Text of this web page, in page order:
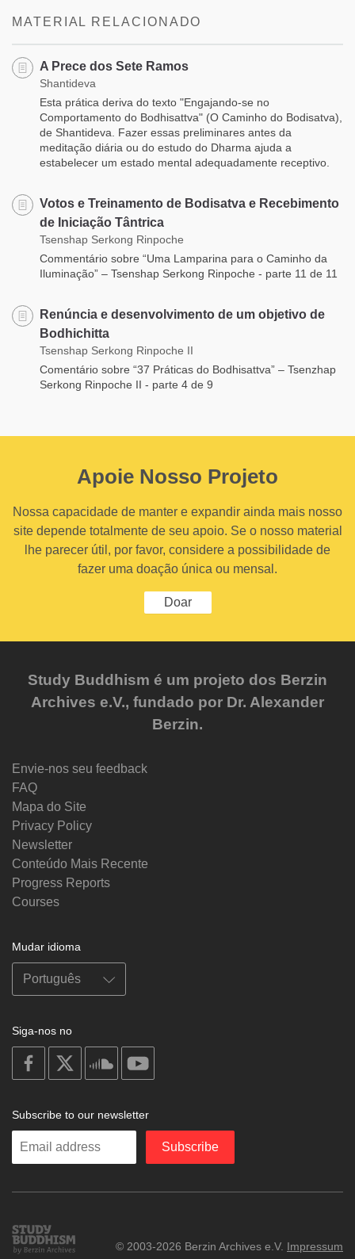
MATERIAL RELACIONADO
A Prece dos Sete Ramos
Shantideva
Esta prática deriva do texto "Engajando-se no
Comportamento do Bodhisattva" (O Caminho do Bodisatva),
de Shantideva. Fazer essas preliminares antes da
meditação diária ou do estudo do Dharma ajuda a
estabelecer um estado mental adequadamente receptivo.
Votos e Treinamento de Bodisatva e Recebimento
de Iniciação Tântrica
Tsenshap Serkong Rinpoche
Commentário sobre “Uma Lamparina para o Caminho da
Iluminação” – Tsenshap Serkong Rinpoche - parte 11 de 11
Renúncia e desenvolvimento de um objetivo de
Bodhichitta
Tsenshap Serkong Rinpoche II
Comentário sobre “37 Práticas do Bodhisattva” – Tsenzhap
Serkong Rinpoche II - parte 4 de 9
Apoie Nosso Projeto
Nossa capacidade de manter e expandir ainda mais nosso
site depende totalmente de seu apoio. Se o nosso material
lhe parecer útil, por favor, considere a possibilidade de
fazer uma doação única ou mensal.
Doar
Study Buddhism é um projeto dos Berzin
Archives e.V., fundado por Dr. Alexander
Berzin.
Envie-nos seu feedback
FAQ
Mapa do Site
Privacy Policy
Newsletter
Conteúdo Mais Recente
Progress Reports
Courses
Mudar idioma
Siga-nos no
on
facebook
soundcloud
Subscribe to our newsletter
Enter
Subscribe
Study
Buddhism
© 2003-2026 Berzin Archives e.V. Impressum